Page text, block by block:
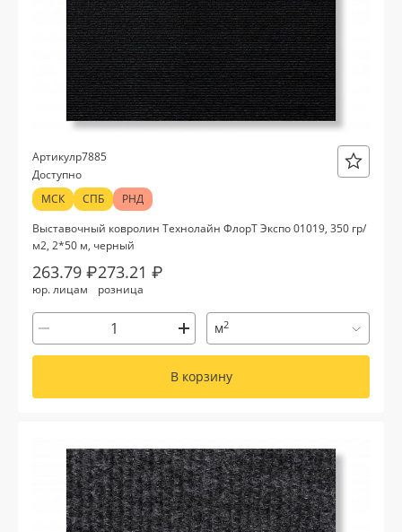
Артикулр7885
Доступно
МСК
СПБ
РНД
Выставочный ковролин Технолайн ФлорТ Экспо 01019, 350 гр/
м2, 2*50 м, черный
263.79 ₽
юр. лицам
273.21 ₽
розница
м2
В корзину